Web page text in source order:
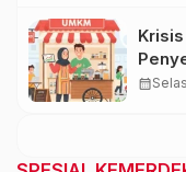
calendar_month